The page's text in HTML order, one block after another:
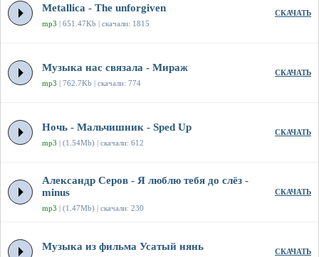
Metallica - The unforgiven
mp3 | 651.47Kb | скачали: 1815
СКАЧАТЬ
Музыка нас связала - Мираж
mp3 | 762.7Kb | скачали: 774
СКАЧАТЬ
Ночь - Мальчишник - Sped Up
mp3 | (1.54Mb) | скачали: 612
СКАЧАТЬ
Александр Серов - Я люблю тебя до слёз -
minus
mp3 | (1.47Mb) | скачали: 230
СКАЧАТЬ
Музыка из фильма Усатый нянь СКАЧАТЬ